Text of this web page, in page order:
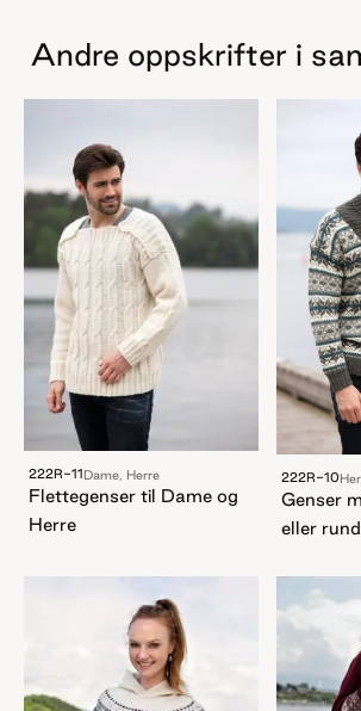
Andre oppskrifter i
222R-11Dame, Herre
Flettegenser til Dame og
Herre
222R-10
Genser
eller